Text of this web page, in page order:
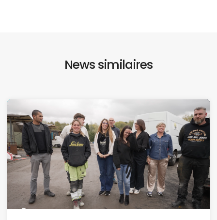
News similaires